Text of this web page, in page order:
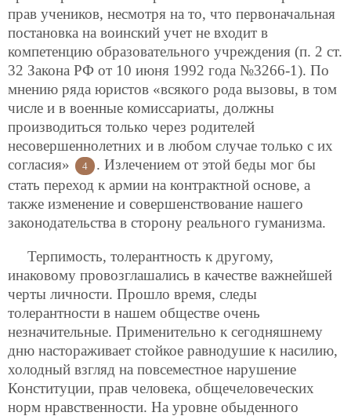
прав учеников, несмотря на то, что первоначальная
постановка на воинский учет не входит в
компетенцию образовательного учреждения (п. 2 ст.
32 Закона РФ от 10 июня 1992 года №3266-1). По
мнению ряда юристов «всякого рода вызовы, в том
числе и в военные комиссариаты, должны
производиться только через родителей
несовершеннолетних и в любом случае только с их
согласия»
4
. Излечением от этой беды мог бы
стать переход к армии на контрактной основе, а
также изменение и совершенствование нашего
законодательства в сторону реального гуманизма.
Терпимость, толерантность к другому,
инаковому провозглашались в качестве важнейшей
черты личности. Прошло время, следы
толерантности в нашем обществе очень
незначительные. Применительно к сегодняшнему
дню настораживает стойкое равнодушие к насилию,
холодный взгляд на повсеместное нарушение
Конституции, прав человека, общечеловеческих
норм нравственности. На уровне обыденного